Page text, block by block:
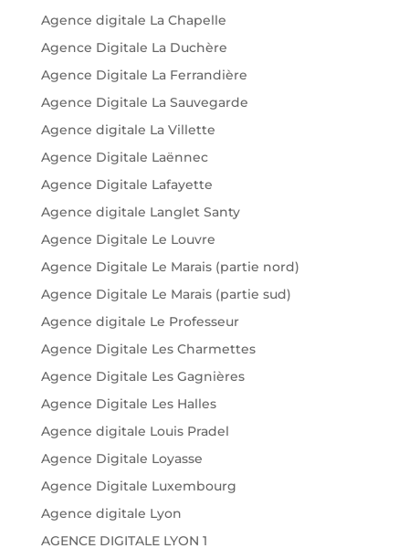
Agence digitale La Chapelle
Agence Digitale La Duchère
Agence Digitale La Ferrandière
Agence Digitale La Sauvegarde
Agence digitale La Villette
Agence Digitale Laënnec
Agence Digitale Lafayette
Agence digitale Langlet Santy
Agence Digitale Le Louvre
Agence Digitale Le Marais (partie nord)
Agence Digitale Le Marais (partie sud)
Agence digitale Le Professeur
Agence Digitale Les Charmettes
Agence Digitale Les Gagnières
Agence Digitale Les Halles
Agence digitale Louis Pradel
Agence Digitale Loyasse
Agence Digitale Luxembourg
Agence digitale Lyon
AGENCE DIGITALE LYON 1